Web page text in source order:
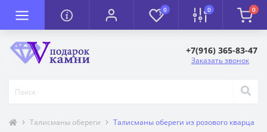
0 0 0
+7(916) 365-83-47
Заказать звонок
Талисманы обереги Талисманы обереги из розового кварца